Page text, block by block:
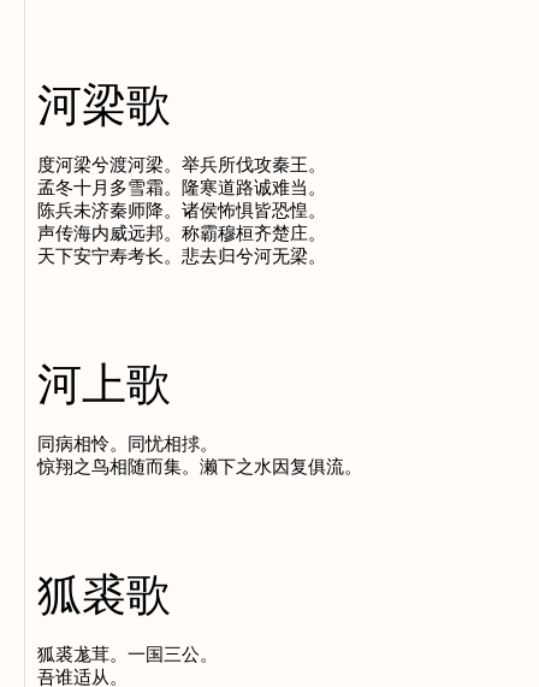
河梁歌
度河梁兮渡河梁。举兵所伐攻秦王。
孟冬十月多雪霜。隆寒道路诚难当。
陈兵未济秦师降。诸侯怖惧皆恐惶。
声传海内威远邦。称霸穆桓齐楚庄。
河上歌
同病相怜。同忧相捄。
狐裘歌
狐裘尨茸。一国三公。